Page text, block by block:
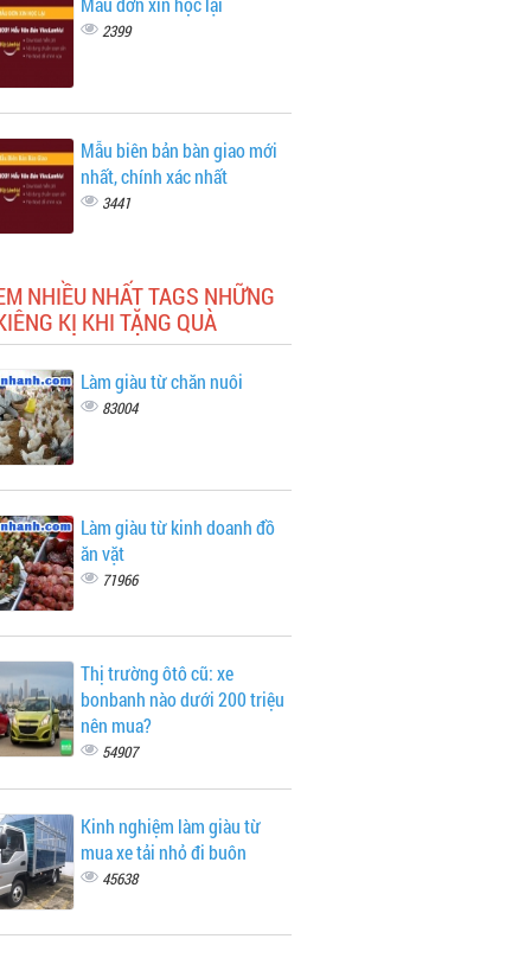
2399
Mẫu biên bản bàn giao mới
nhất, chính xác nhất
3441
NHIỀU NHẤT TAGS NHỮNG
KỊ KHI TẶNG QUÀ
Làm giàu từ chăn nuôi
83004
Làm giàu từ kinh doanh đồ
ăn vặt
71966
Thị trường ôtô cũ: xe
bonbanh nào dưới 200 triệu
nên mua?
54907
Kinh nghiệm làm giàu từ
mua xe tải nhỏ đi buôn
45638